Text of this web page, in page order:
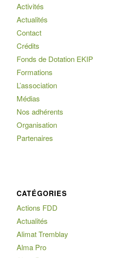
Activités
Actualités
Contact
Crédits
Fonds de Dotation EKIP
Formations
L’association
Médias
Nos adhérents
Organisation
Partenaires
CATÉGORIES
Actions FDD
Actualités
Alimat Tremblay
Alma Pro